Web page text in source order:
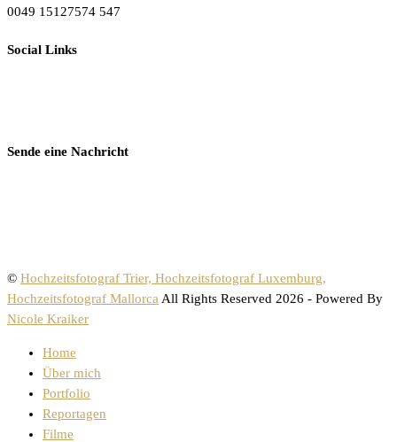
0049 15127574 547
Social Links
Sende eine Nachricht
© Hochzeitsfotograf Trier, Hochzeitsfotograf Luxemburg,
Hochzeitsfotograf Mallorca All Rights Reserved 2026 - Powered By
Nicole Kraiker
Home
Über mich
Portfolio
Reportagen
Filme